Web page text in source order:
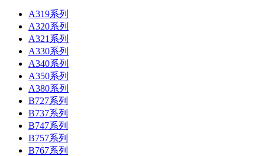
A319系列
A320系列
A321系列
A330系列
A340系列
A350系列
A380系列
B727系列
B737系列
B747系列
B757系列
B767系列